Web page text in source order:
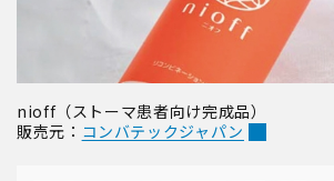
nioff（ストーマ患者向け完成品）
販売元： コンバテックジャパン